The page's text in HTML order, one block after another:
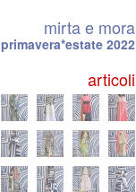
mirta e mora
primavera*estate 2022
articoli